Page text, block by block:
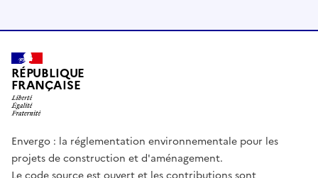
RÉPUBLIQUE
FRANÇAISE
Envergo : la réglementation environnementale pour les
projets de construction et d'aménagement.